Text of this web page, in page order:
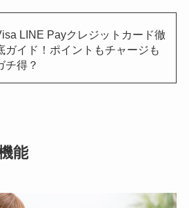
LINE Payクレジットカード徹
ガイド！ポイントもチャージも
チ得？
能